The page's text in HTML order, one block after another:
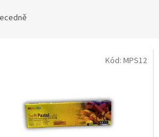
Kód: MPS12